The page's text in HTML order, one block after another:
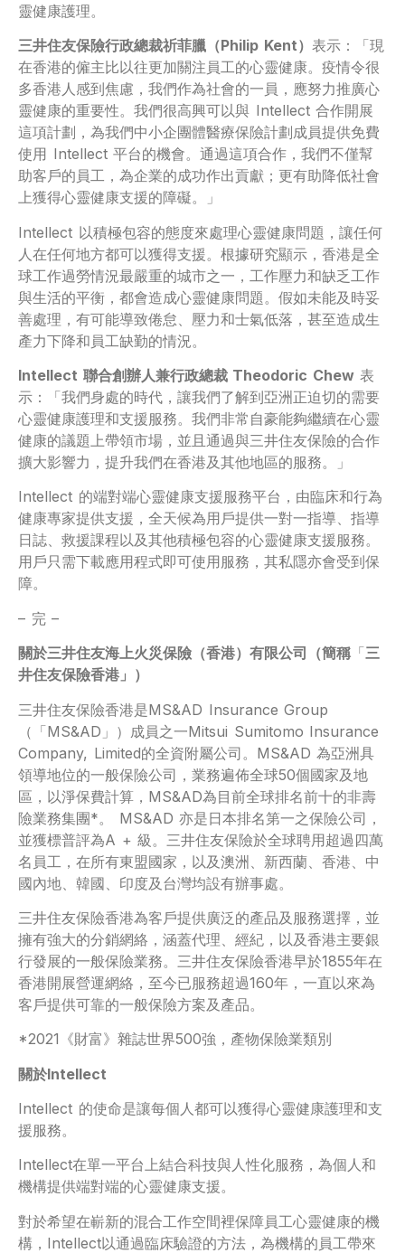
靈健康護理。
三井住友保險行政總裁祈菲臘（Philip Kent） 表示：「現
在香港的僱主比以往更加關注員工的心靈健康。疫情令很
多香港人感到焦慮，我們作為社會的一員，應努力推廣心
靈健康的重要性。我們很高興可以與 Intellect 合作開展
這項計劃，為我們中小企團體醫療保險計劃成員提供免費
使用 Intellect 平台的機會。通過這項合作，我們不僅幫
助客戶的員工，為企業的成功作出貢獻；更有助降低社會
上獲得心靈健康支援的障礙。」
Intellect 以積極包容的態度來處理心靈健康問題，讓任何
人在任何地方都可以獲得支援。根據研究顯示，香港是全
球工作過勞情況最嚴重的城市之一，工作壓力和缺乏工作
與生活的平衡，都會造成心靈健康問題。假如未能及時妥
善處理，有可能導致倦怠、壓力和士氣低落，甚至造成生
產力下降和員工缺勤的情況。
Intellect 聯合創辦人兼行政總裁 Theodoric Chew表
示：「我們身處的時代，讓我們了解到亞洲正迫切的需要
心靈健康護理和支援服務。我們非常自豪能夠繼續在心靈
健康的議題上帶領市場，並且通過與三井住友保險的合作
擴大影響力，提升我們在香港及其他地區的服務。」
Intellect 的端對端心靈健康支援服務平台，由臨床和行為
健康專家提供支援，全天候為用戶提供一對一指導、指導
日誌、救援課程以及其他積極包容的心靈健康支援服務。
用戶只需下載應用程式即可使用服務，其私隱亦會受到保
障。
– 完 –
關於三井住友海上火災保險（香港）有限公司（簡稱 「三
井住友保險香港」）
三井住友保險香港是MS&AD Insurance Group
（「MS&AD」）成員之一Mitsui Sumitomo Insurance
Company, Limited的全資附屬公司。MS&AD 為亞洲具
領導地位的一般保險公司，業務遍佈全球50個國家及地
區，以淨保費計算，MS&AD為目前全球排名前十的非壽
險業務集團*。 MS&AD 亦是日本排名第一之保險公司，
並獲標普評為A + 級。三井住友保險於全球聘用超過四萬
名員工，在所有東盟國家，以及澳洲、新西蘭、香港、中
國內地、韓國、印度及台灣均設有辦事處。
三井住友保險香港為客戶提供廣泛的產品及服務選擇，並
擁有強大的分銷網絡，涵蓋代理、經紀，以及香港主要銀
行發展的一般保險業務。三井住友保險香港早於1855年在
香港開展營運網絡，至今已服務超過160年，一直以來為
客戶提供可靠的一般保險方案及產品。
*2021《財富》雜誌世界500強，產物保險業類別
關於Intellect
Intellect 的使命是讓每個人都可以獲得心靈健康護理和支
援服務。
Intellect在單一平台上結合科技與人性化服務，為個人和
機構提供端對端的心靈健康支援。
對於希望在嶄新的混合工作空間裡保障員工心靈健康的機
構，Intellect以通過臨床驗證的方法，為機構的員工帶來